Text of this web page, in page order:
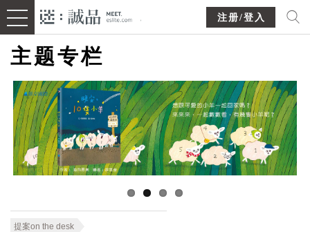
注册/登入
主题专栏
提案on the desk